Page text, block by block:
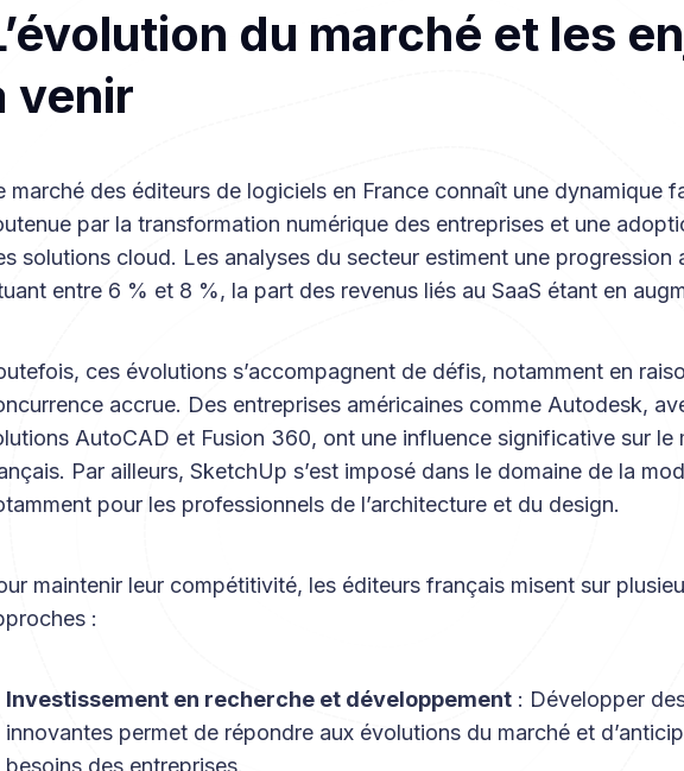
du marché et les
venir
marché des éditeurs de logiciels en France connaît une dynamique
par la transformation numérique des entreprises et une
solutions cloud. Les analyses du secteur estiment une progression
entre 6 % et 8 %, la part des revenus liés au SaaS étant en
ces évolutions s’accompagnent de défis, notamment en
accrue. Des entreprises américaines comme Autodesk,
AutoCAD et Fusion 360, ont une influence significative sur le
Par ailleurs, SketchUp s’est imposé dans le domaine de la
pour les professionnels de l’architecture et du design.
maintenir leur compétitivité, les éditeurs français misent sur
:
Investissement en recherche et développement: Développer
innovantes permet de répondre aux évolutions du marché et
besoins des entreprises.